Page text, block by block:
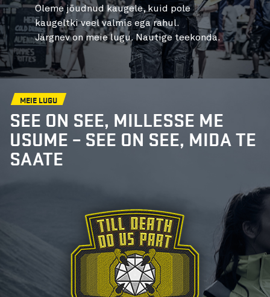
Oleme jõudnud kaugele, kuid pole
kaugeltki veel valmis ega rahul.
Järgnev on meie lugu. Nautige teekonda.
MEIE LUGU
SEE ON SEE, MILLESSE ME
USUME – SEE ON SEE, MIDA TE
SAATE